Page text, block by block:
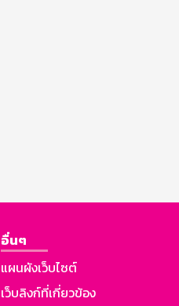
อื่นๆ
แผนผังเว็บไซต์
เว็บลิงก์ที่เกี่ยวข้อง